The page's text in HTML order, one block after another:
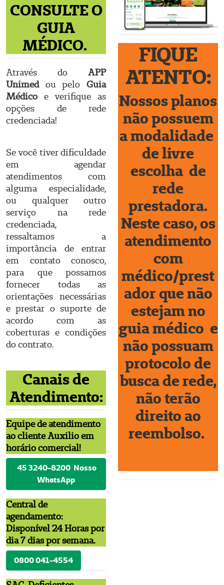
CONSULTE O
GUIA
MÉDICO.
Através do APP
Unimedou pelo Guia
Médico e verifique as
opções de rede
credenciada!
Se você tiver dificuldade
em agendar
atendimentos com
alguma especialidade,
ou qualquer outro
serviço na rede
credenciada,
ressaltamos a
importância de entrar
em contato conosco,
para que possamos
fornecer todas as
orientações necessárias
e prestar o suporte de
acordo com as
coberturas e condições
do contrato.
Canais de
Atendimento:
Equipe de atendimento
ao cliente Auxilio em
horário comercial!
45 3240-8200 Nosso
WhatsApp
Central de
agendamento:
Disponível 24 Horas por
dia 7 dias por semana.
0800 041-4554
FIQUE
ATENTO:
Nossos planos
não possuem
a modalidade
de livre
escolha de
rede
prestadora.
Neste caso, os
atendimento
com
médico/prest
ador que não
estejam no
guia médico e
não possuam
protocolo de
busca de rede,
não terão
direito ao
reembolso.